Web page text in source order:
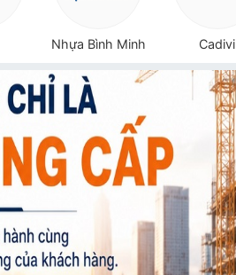
Nhựa Bình Minh Cadivi